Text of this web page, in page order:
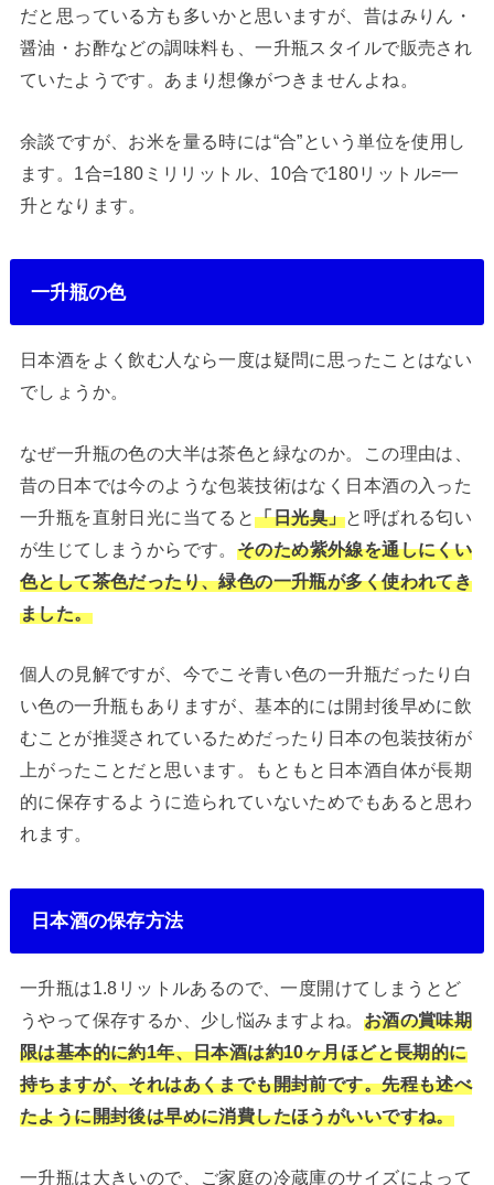
だと思っている方も多いかと思いますが、昔はみりん・
醤油・お酢などの調味料も、一升瓶スタイルで販売され
ていたようです。あまり想像がつきませんよね。
余談ですが、お米を量る時には“合”という単位を使用し
ます。1合=180ミリリットル、10合で180リットル=一
升となります。
一升瓶の色
日本酒をよく飲む人なら一度は疑問に思ったことはない
でしょうか。
なぜ一升瓶の色の大半は茶色と緑なのか。この理由は、
昔の日本では今のような包装技術はなく日本酒の入った
一升瓶を直射日光に当てると「日光臭」と呼ばれる匂い
が生じてしまうからです。 そのため紫外線を通しにくい
色として茶色だったり、緑色の一升瓶が多く使われてき
ました。
個人の見解ですが、今でこそ青い色の一升瓶だったり白
い色の一升瓶もありますが、基本的には開封後早めに飲
むことが推奨されているためだったり日本の包装技術が
上がったことだと思います。もともと日本酒自体が長期
的に保存するように造られていないためでもあると思わ
れます。
日本酒の保存方法
一升瓶は1.8リットルあるので、一度開けてしまうとど
うやって保存するか、少し悩みますよね。 お酒の賞味期
限は基本的に約1年、日本酒は約10ヶ月ほどと長期的に
持ちますが、それはあくまでも開封前です。先程も述べ
たように開封後は早めに消費したほうがいいですね。
一升瓶は大きいので、ご家庭の冷蔵庫のサイズによって